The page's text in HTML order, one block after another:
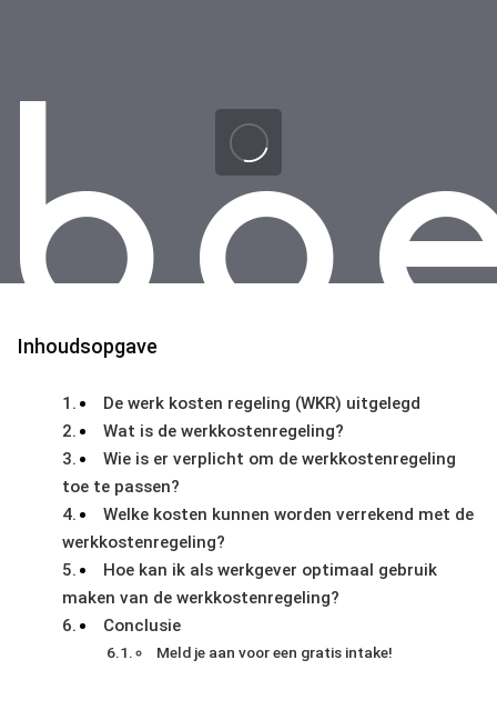
navigation
content
Inhoudsopgave
De werk kosten regeling (WKR) uitgelegd
Wat is de werkkostenregeling?
Wie is er verplicht om de werkkostenregeling
toe te passen?
Welke kosten kunnen worden verrekend met de
werkkostenregeling?
Hoe kan ik als werkgever optimaal gebruik
maken van de werkkostenregeling?
Conclusie
Meld je aan voor een gratis intake!